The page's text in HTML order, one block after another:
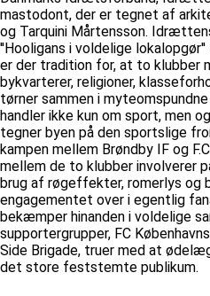
mastodont, der er tegnet af
og Tarquini Mårtensson.
''Hooligans i voldelige
er der tradition for, at to klubber
bykvarterer, religioner,
tørner sammen i
handler ikke kun om sport, men
tegner byen på den sportslige
kampen mellem Brøndby IF og
mellem de to klubber involverer
brug af røgeffekter, romerlys og
engagementet over i egentlig
bekæmper hinanden i voldelige
supportergrupper, FC
Side Brigade, truer med at
det store feststemte publikum.